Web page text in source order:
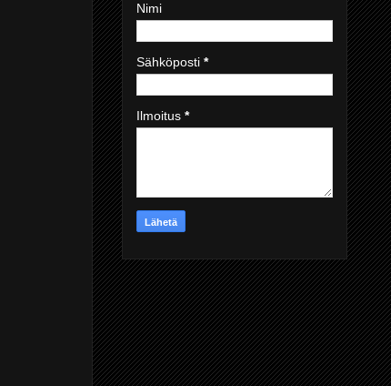
Nimi
Sähköposti *
Ilmoitus *